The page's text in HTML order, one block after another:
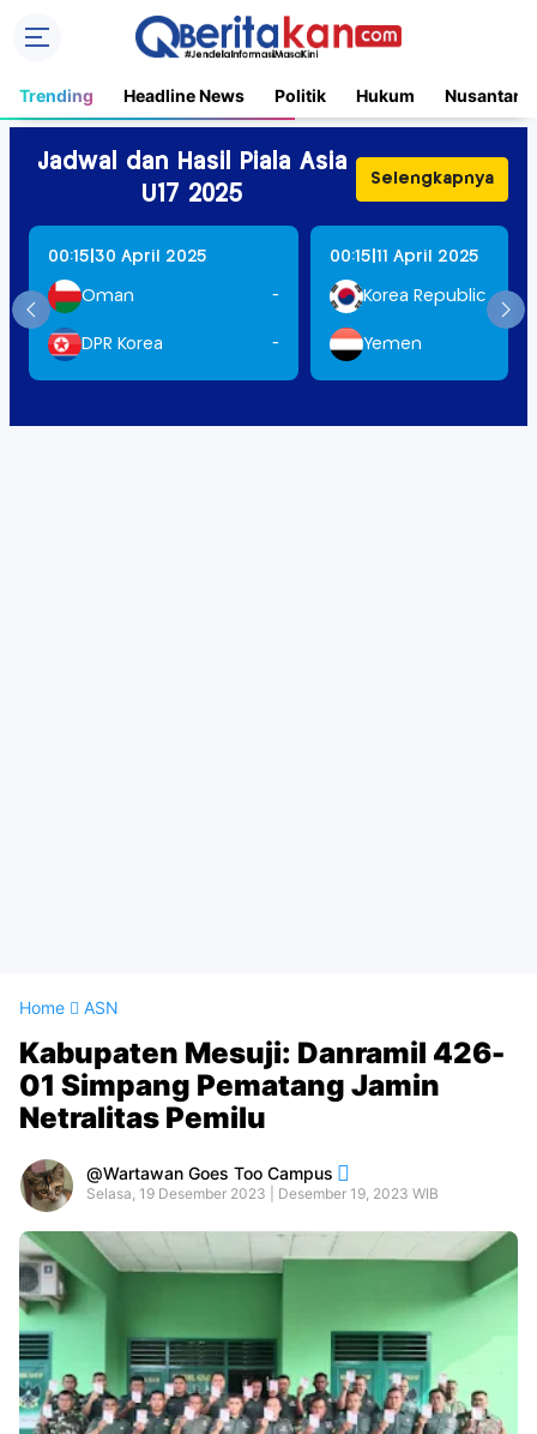
Trending Headline News Politik Hukum Nusantara
Jadwal dan Hasil Piala Asia
U17 2025
Selengkapnya
00:15 30 April 2025
Oman -
DPR Korea -
00:15 11 April 2025
Korea Republic
Yemen
Home ASN
Kabupaten Mesuji: Danramil 426-
01 Simpang Pematang Jamin
Netralitas Pemilu
Wartawan Goes Too Campus
Selasa, 19 Desember 2023 | Desember 19, 2023 WIB